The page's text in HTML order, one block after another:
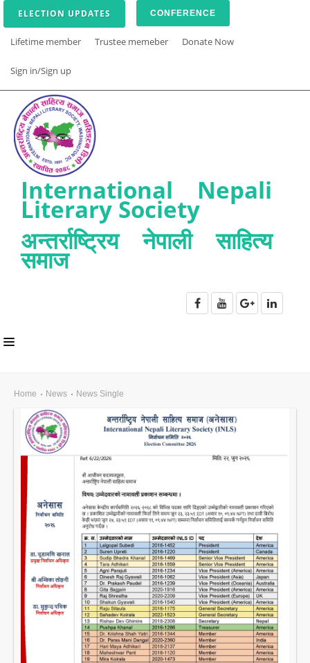
ELECTION UPDATES CONFERENCE
Lifetime member Trustee memeber Donate Now
Sign in/Sign up
International Nepali
Literary Society
अन्तर्राष्ट्रिय नेपाली साहित्य
समाज
ABOUT US
INLS CHAPTER
EVENTS
NEWS
PUBLICATIONS
AWARDS
GALLERY
LITERATURE
Home News News Single